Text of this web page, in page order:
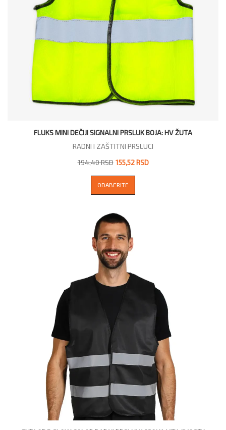
FLUKS MINI DEČIJI SIGNALNI PRSLUK BOJA: HV ŽUTA
RADNI I ZAŠTITNI PRSLUCI
194,40 RSD 155,52 RSD
ODABERITE